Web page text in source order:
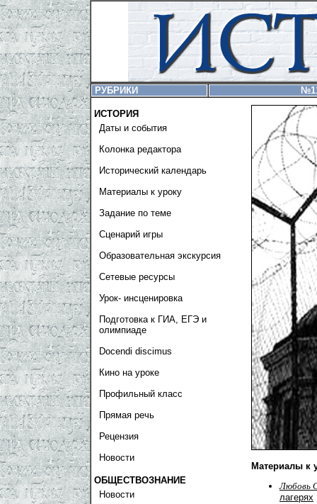
РУБРИКИ
ИСТОРИЯ
Даты и события
Колонка редактора
Исторический календарь
Материалы к уроку
Задание по теме
Сценарий игры
Образовательная экскурсия
Сетевые ресурсы
Урок- инсценировка
Подготовка к ГИА, ЕГЭ и
олимпиаде
Docendi discimus
Кино на уроке
Профильный класс
Прямая речь
Рецензия
Новости
ОБЩЕСТВОЗНАНИЕ
Новости
Материалы к
Любовь
лагерях